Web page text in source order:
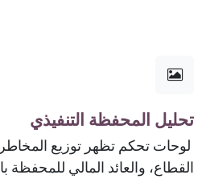
تحليل المحفظة التنفيذي
لوحات تحكم تظهر توزيع
القطاع، والعائد المالي للمحفظة